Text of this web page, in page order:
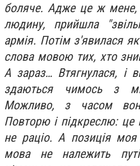
боляче. Адже це ж мене,
людину, прийшла
армія. Потім з'явилася
слова мовою тих, хто
А зараз… Втягнулася, і
здаються чимось з
Можливо, з часом
Повторю і підкреслю: це
не раціо. А позиція моя
мова не належить